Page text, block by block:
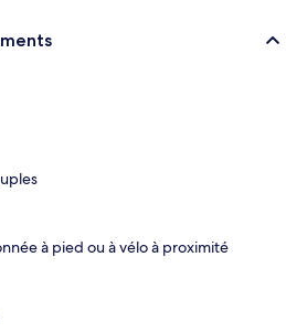
à pied ou à vélo à proximité